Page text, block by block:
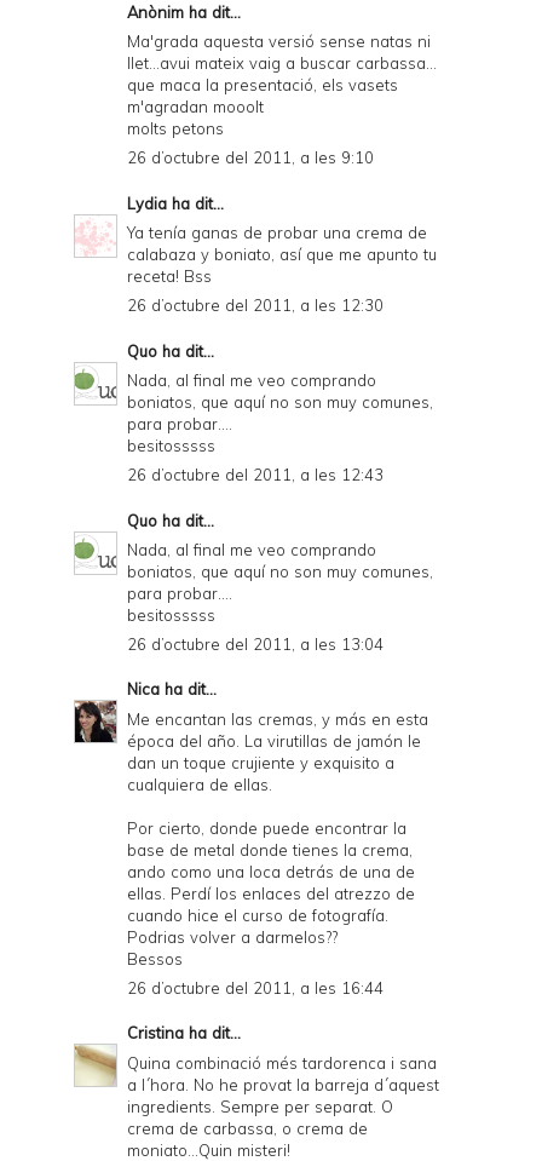
Anònim ha dit...
Ma'grada aquesta versió sense natas ni
llet...avui mateix vaig a buscar carbassa...
que maca la presentació, els vasets
m'agradan mooolt
molts petons
26 d’octubre del 2011, a les 9:10
Lydia ha dit...
Ya tenía ganas de probar una crema de
calabaza y boniato, así que me apunto tu
receta! Bss
26 d’octubre del 2011, a les 12:30
Quo ha dit...
Nada, al final me veo comprando
boniatos, que aquí no son muy comunes,
para probar....
besitosssss
26 d’octubre del 2011, a les 12:43
Quo ha dit...
Nada, al final me veo comprando
boniatos, que aquí no son muy comunes,
para probar....
besitosssss
26 d’octubre del 2011, a les 13:04
Nica ha dit...
Me encantan las cremas, y más en esta
época del año. La virutillas de jamón le
dan un toque crujiente y exquisito a
cualquiera de ellas.
Por cierto, donde puede encontrar la
base de metal donde tienes la crema,
ando como una loca detrás de una de
ellas. Perdí los enlaces del atrezzo de
cuando hice el curso de fotografía.
Podrias volver a darmelos??
Bessos
26 d’octubre del 2011, a les 16:44
Cristina ha dit...
Quina combinació més tardorenca i sana
a l´hora. No he provat la barreja d´aquest
ingredients. Sempre per separat. O
crema de carbassa, o crema de
moniato...Quin misteri!